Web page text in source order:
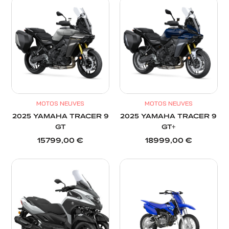
MOTOS NEUVES
2025 YAMAHA TRACER 9
GT
15799,00€
MOTOS NEUVES
2025 YAMAHA TRACER 9
GT+
18999,00 €